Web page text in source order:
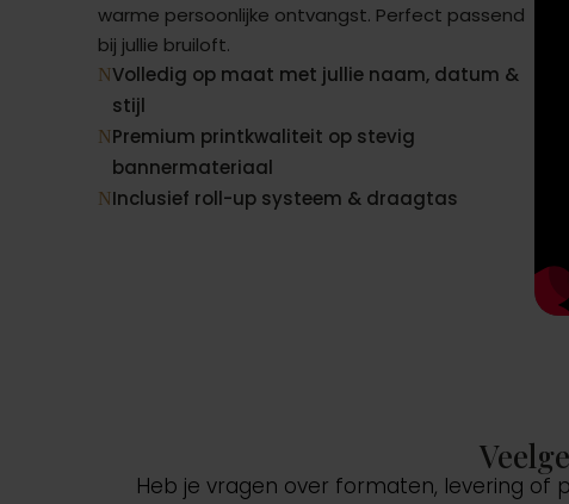
warme persoonlijke ontvangst. Perfect passend
bij jullie bruiloft.
NVolledig op maat met jullie naam, datum &
stijl
NPremium printkwaliteit op stevig
bannermateriaal
NInclusief roll-up systeem & draagtas
Heb je vragen over formaten, levering of